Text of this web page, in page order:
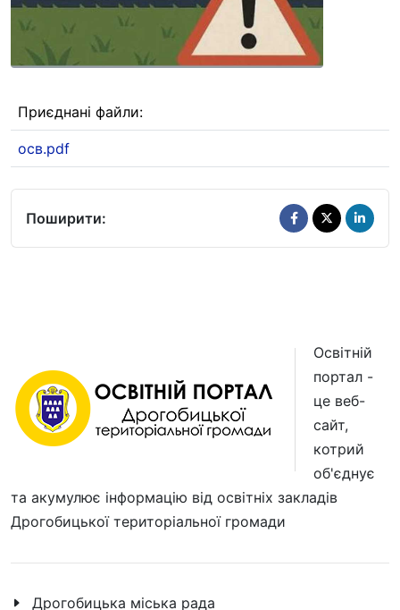
Приєднані файли:
осв.pdf
Поширити:
Освітній
портал -
це веб-
сайт,
котрий
об'єднує
та акумулює інформацію від освітніх закладів
Дрогобицької територіальної громади
Дрогобицька міська рада